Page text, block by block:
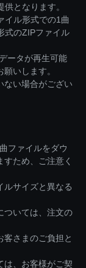
となります。
イル形式での1曲
式のZIPファイル
ータが再生可能
いします。
ない場合がござい
ファイルをダウ
ため、ご注意く
ルサイズと異なる
ついては、注文の
客さまのご負担と
は、お客様がご契